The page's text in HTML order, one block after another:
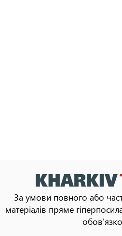
За умови повного або
матеріалів пряме